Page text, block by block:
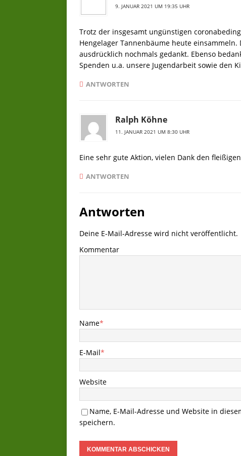
9. JANUAR 2021 UM 19:35 UHR
Trotz der insgesamt ungünstigen
Hengelager Tannenbäume heute
ausdrücklich nochmals gedankt. Ebenso
Spenden u.a. unsere Jugendarbeit sowie den
ANTWORTEN
Ralph Köhne
11. JANUAR 2021 UM 8:30 UHR
Eine sehr gute Aktion, vielen Dank den
ANTWORTEN
Antworten
Deine E-Mail-Adresse wird nicht veröffentlicht.
Kommentar
Name*
E-Mail*
Website
Name, E-Mail-Adresse und Website in
speichern.